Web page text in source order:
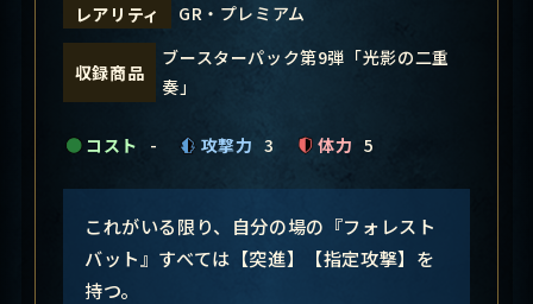
レアリティ
GR・プレミアム
収録商品
ブースターパック第9弾「光影の二重
奏」
コスト - 攻撃力 3 体力 5
これがいる限り、自分の場の『フォレスト
バット』すべては【突進】【指定攻撃】を
持つ。